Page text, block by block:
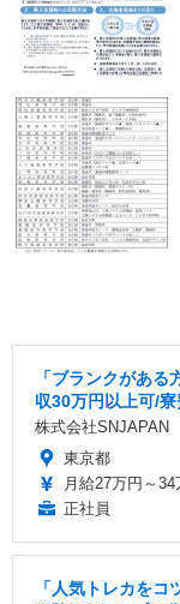
「ブランクがあ
収30万円以上可/
株式会社SNJAPAN
東京都
月給27万円～34
正社員
「人気トレカを